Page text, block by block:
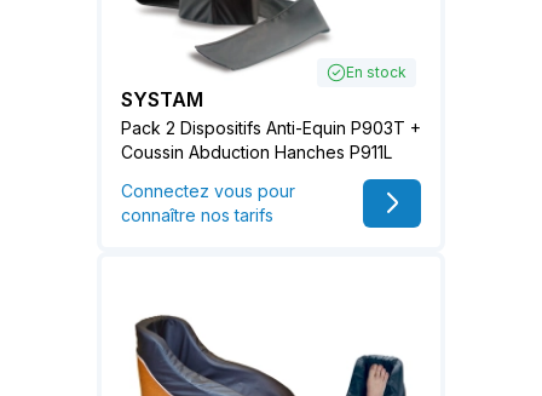
En stock
SYSTAM
Pack 2 Dispositifs Anti-Equin P903T +
Coussin Abduction Hanches P911L
Connectez vous pour
connaître nos tarifs